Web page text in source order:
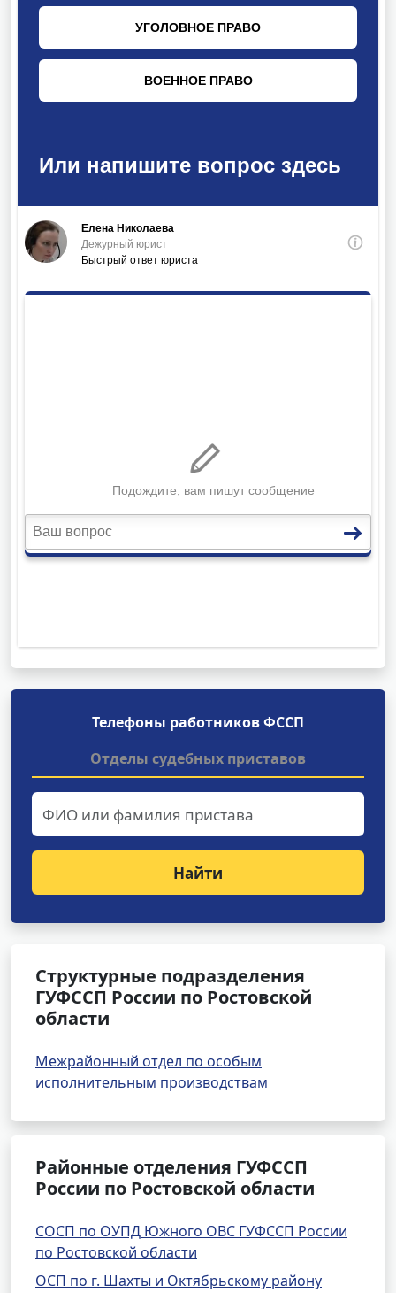
Телефоны работников ФССП
Отделы судебных приставов
Найти
Структурные подразделения
ГУФССП России по Ростовской
области
Межрайонный отдел по особым
исполнительным производствам
Районные отделения ГУФССП
России по Ростовской области
СОСП по ОУПД Южного ОВС ГУФССП России
по Ростовской области
ОСП по г. Шахты и Октябрьскому району